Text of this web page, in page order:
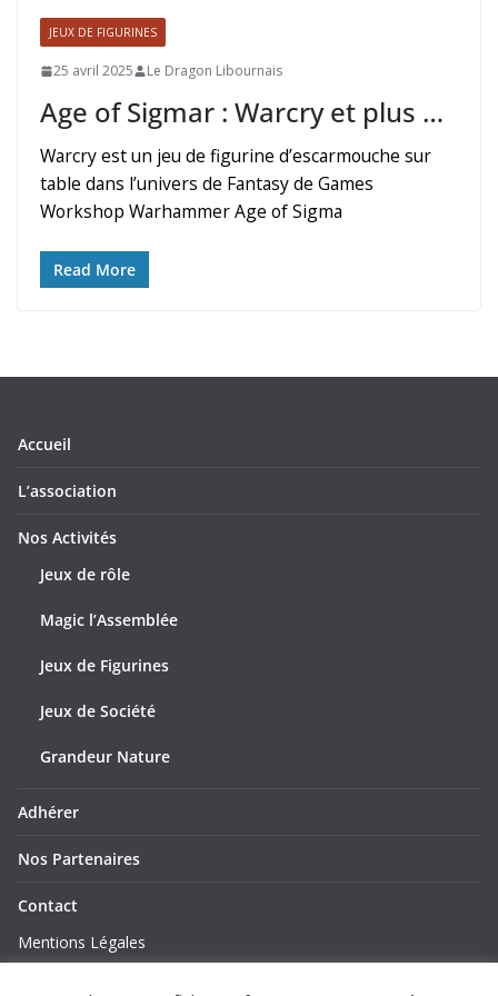
JEUX DE FIGURINES
25 avril 2025 Le Dragon Libournais
Age of Sigmar : Warcry et plus …
Warcry est un jeu de figurine d’escarmouche sur
table dans l’univers de Fantasy de Games
Workshop Warhammer Age of Sigma
Read More
Accueil
L’association
Nos Activités
Jeux de rôle
Magic l’Assemblée
Jeux de Figurines
Jeux de Société
Grandeur Nature
Adhérer
Nos Partenaires
Contact
Mentions Légales